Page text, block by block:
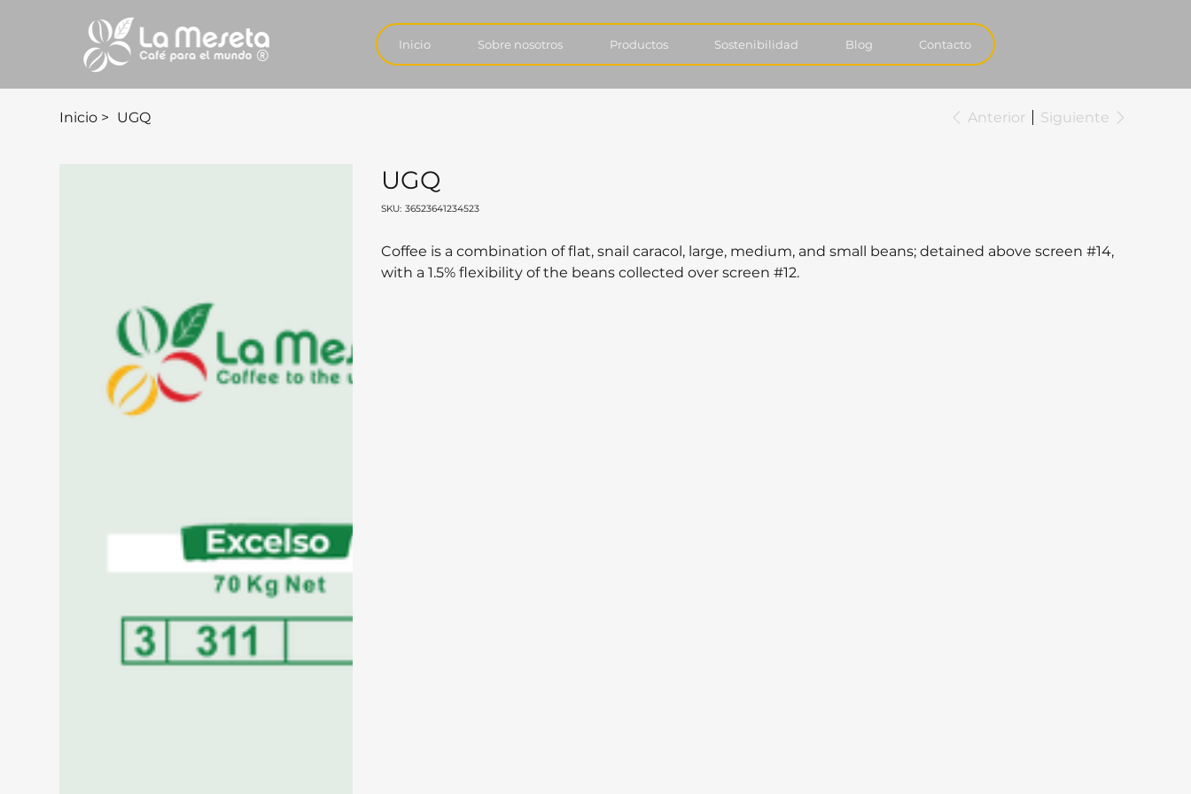
Inicio Sobre nosotros Productos Sostenibilidad Blog Contacto
Inicio > UGQ Anterior Siguiente
UGQ
SKU: SKU
36523641234523
Coffee is a combination of flat, snail caracol, large, medium, and small beans; detained above screen #14,
with a 1.5% flexibility of the beans collected over screen #12.